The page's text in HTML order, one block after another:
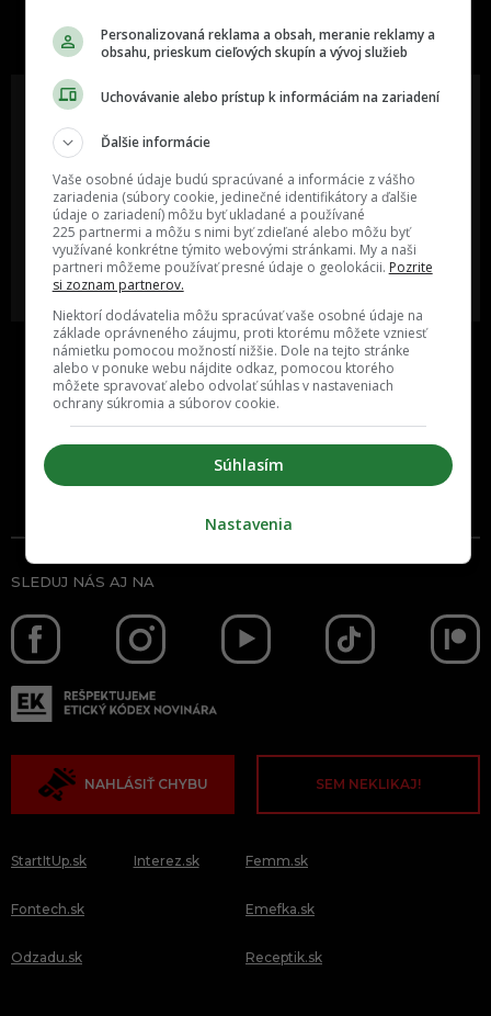
najzabávnejšie miesto na svete
Oslov reklamou viac ako milión
ľudí v rôznych vekových
kategóriách a na rôznych
sociálnych sieťach a nakopni svoj
biznis alebo produkt.
MÁM ZÁUJEM O
SPOLUPRÁCU
poznáš niekoho, o kom by sme
mali určite napísať?
POŠLI NÁM TIP NA ČLÁNOK
Inzercia Cenník
SLEDUJ NÁS AJ NA
NAHLÁSIŤ CHYBU SEM NEKLIKAJ!
StartItUp.sk
Fontech.sk
Odzadu.sk
Interez.sk Femm.sk
Emefka.sk
Receptik.sk
Personalizovaná reklama a obsah, meranie reklamy a
obsahu, prieskum cieľových skupín a vývoj služieb
Uchovávanie alebo prístup k informáciám na zariadení
Ďalšie informácie
Vaše osobné údaje budú spracúvané a informácie z vášho
zariadenia (súbory cookie, jedinečné identifikátory a ďalšie
údaje o zariadení) môžu byť ukladané a používané
225 partnermi a môžu s nimi byť zdieľané alebo môžu byť
využívané konkrétne týmito webovými stránkami. My a naši
partneri môžeme používať presné údaje o geolokácii. Pozrite
si zoznam partnerov.
Niektorí dodávatelia môžu spracúvať vaše osobné údaje na
základe oprávneného záujmu, proti ktorému môžete vzniesť
námietku pomocou možností nižšie. Dole na tejto stránke
alebo v ponuke webu nájdite odkaz, pomocou ktorého
môžete spravovať alebo odvolať súhlas v nastaveniach
ochrany súkromia a súborov cookie.
Súhlasím
Nastavenia